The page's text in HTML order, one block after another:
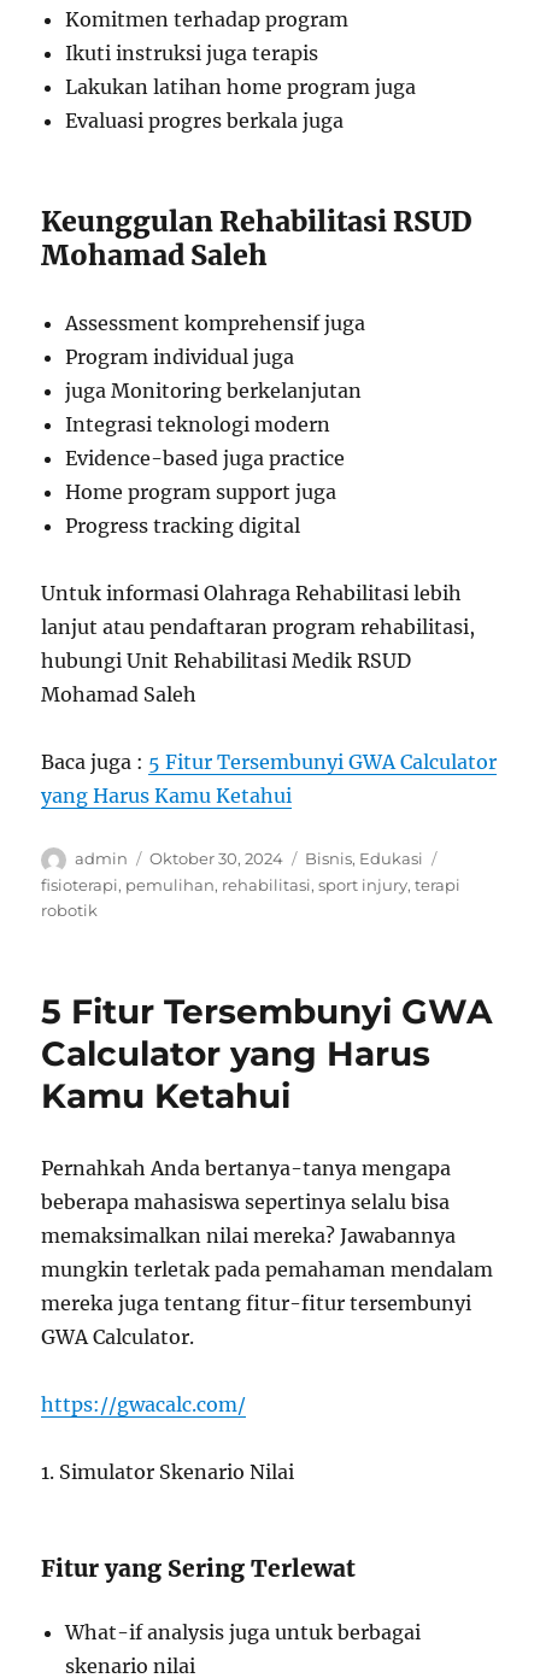
Komitmen terhadap program
Ikuti instruksi juga terapis
Lakukan latihan home program juga
Evaluasi progres berkala juga
Keunggulan Rehabilitasi RSUD
Mohamad Saleh
Assessment komprehensif juga
Program individual juga
juga Monitoring berkelanjutan
Integrasi teknologi modern
Evidence-based juga practice
Home program support juga
Progress tracking digital
Untuk informasi Olahraga Rehabilitasi lebih
lanjut atau pendaftaran program rehabilitasi,
hubungi Unit Rehabilitasi Medik RSUD
Mohamad Saleh
Baca juga : 5 Fitur Tersembunyi GWA Calculator
yang Harus Kamu Ketahui
Author
admin
Posted
on
Oktober 30, 2024 Categories
Bisnis, Edukasi
fisioterapi, pemulihan, rehabilitasi,sport injury,terapi
robotik
5 Fitur Tersembunyi GWA
Calculator yang Harus
Kamu Ketahui
Pernahkah Anda bertanya-tanya mengapa
beberapa mahasiswa sepertinya selalu bisa
memaksimalkan nilai mereka? Jawabannya
mungkin terletak pada pemahaman mendalam
mereka juga tentang fitur-fitur tersembunyi
GWA Calculator.
https://gwacalc.com/
1. Simulator Skenario Nilai
Fitur yang Sering Terlewat
What-if analysis juga untuk berbagai
skenario nilai